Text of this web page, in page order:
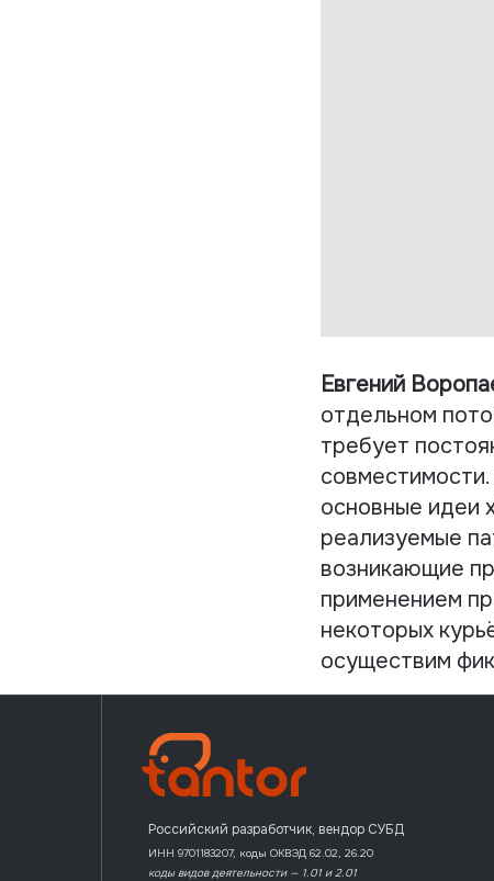
Евгений
отдельном
требует
основные идеи
реализуемые
возникающие
применением
некоторых
осуществим
Российский разработчик, вендор СУБД
ИНН 9701183207, коды ОКВЭД 62.02, 26.20
коды видов деятельности — 1.01 и 2.01